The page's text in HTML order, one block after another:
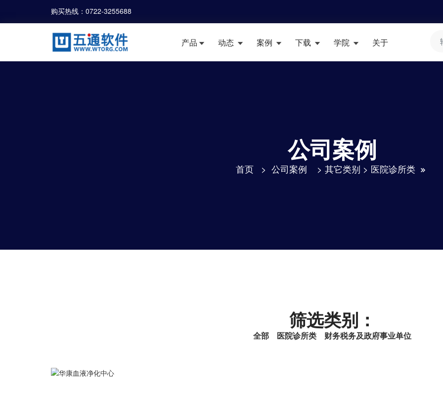
购买热线： 0722-3255688
产品 动态 案例 下载 学院 关于
公司案例
首页> 公司案例 > 其它类别 > 医院诊所类
筛选类别：
全部 医院诊所类 财务税务及政府事业单位